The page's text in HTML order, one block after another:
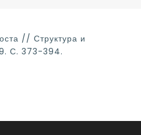
// Структура и
С. 373-394.